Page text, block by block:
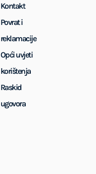
Kontakt
Povrat i
reklamacije
Opći uvjeti
korištenja
Raskid
ugovora